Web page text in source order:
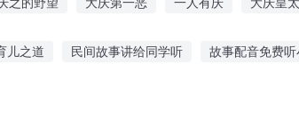
儿之道 民间故事讲给同学听 故事配音免费